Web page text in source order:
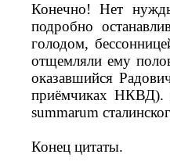
Конечно! Нет
подробно
голодом,
отщемляли ему
оказавшийся
приёмчиках НКВД).
summarum
Конец цитаты.